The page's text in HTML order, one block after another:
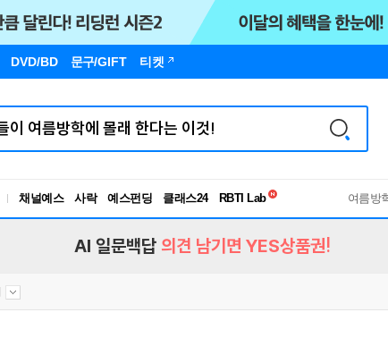
DVD/BD 문구/GIFT 티켓
채널예스 사락 예스펀딩 클래스24
독서유형검사
여름방
AI 일문백답 의견 남기면 YES상품권!